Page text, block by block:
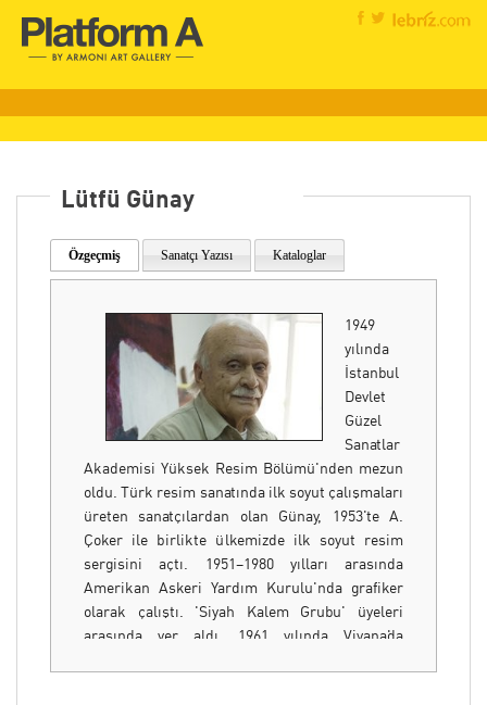
Lütfü Günay
Özgeçmiş Sanatçı Yazısı Kataloglar
1949
yılında
İstanbul
Devlet
Güzel
Sanatlar
Akademisi Yüksek Resim Bölümü'nden mezun
oldu. Türk resim sanatında ilk soyut çalışmaları
üreten sanatçılardan olan Günay, 1953'te A.
Çoker ile birlikte ülkemizde ilk soyut resim
sergisini açtı. 1951–1980 yılları arasında
Amerikan Askeri Yardım Kurulu'nda grafiker
olarak çalıştı. 'Siyah Kalem Grubu' üyeleri
arasında yer aldı. 1961 yılında Viyana'da